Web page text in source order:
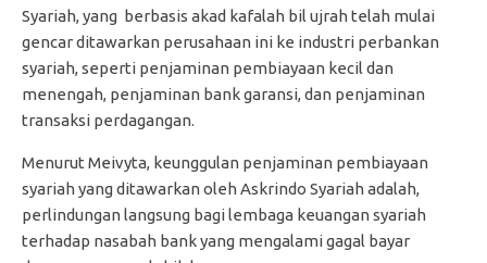
Syariah, yang berbasis akad kafalah bil ujrah telah mulai
gencar ditawarkan perusahaan ini ke industri perbankan
syariah, seperti penjaminan pembiayaan kecil dan
menengah, penjaminan bank garansi, dan penjaminan
transaksi perdagangan.
Menurut Meivyta, keunggulan penjaminan pembiayaan
syariah yang ditawarkan oleh Askrindo Syariah adalah,
perlindungan langsung bagi lembaga keuangan syariah
terhadap nasabah bank yang mengalami gagal bayar